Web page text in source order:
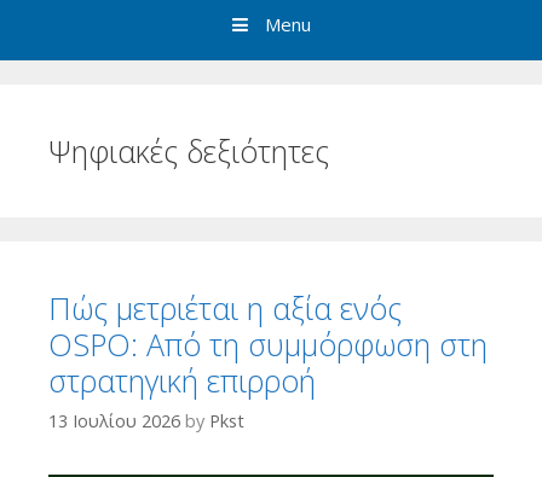
Menu
Ψηφιακές δεξιότητες
Πώς μετριέται η αξία ενός
OSPO: Από τη συμμόρφωση στη
στρατηγική επιρροή
13 Ιουλίου 2026 by Pkst